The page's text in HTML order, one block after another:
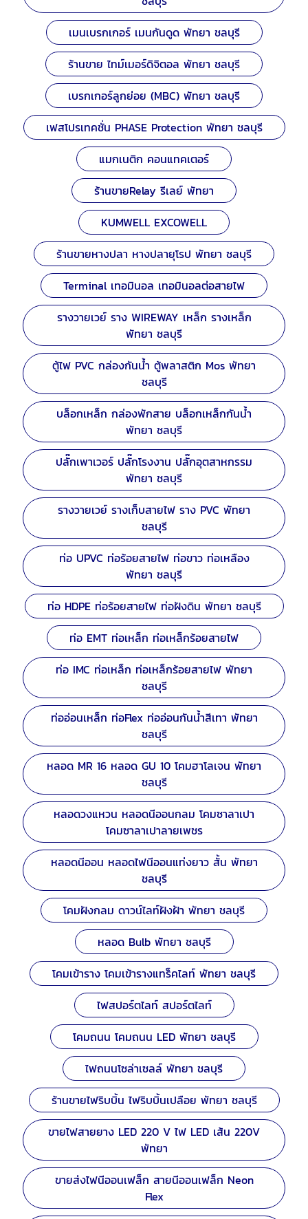
เมนเบรกเกอร์ เมนกันดูด พัทยา ชลบุรี
ร้านขาย ไทม์เมอร์ดิจิตอล พัทยา ชลบุรี
เบรกเกอร์ลูกย่อย (MBC) พัทยา ชลบุรี
เฟสโปรเทคชั่น PHASE Protection พัทยา ชลบุรี
แมกเนติก คอนแทคเตอร์
ร้านขายRelay รีเลย์ พัทยา
KUMWELL EXCOWELL
ร้านขายหางปลา หางปลายุโรป พัทยา ชลบุรี
Terminal เทอมินอล เทอมินอลต่อสายไฟ
รางวายเวย์ ราง WIREWAY เหล็ก รางเหล็ก
พัทยา ชลบุรี
ตู้ไฟ PVC กล่องกันน้ำ ตู้พลาสติก Mos พัทยา
ชลบุรี
บล็อกเหล็ก กล่องพักสาย บล็อกเหล็กกันน้ำ
พัทยา ชลบุรี
ปลั๊กเพาเวอร์ ปลั๊กโรงงาน ปลั๊กอุตสาหกรรม
พัทยา ชลบุรี
รางวายเวย์ รางเก็บสายไฟ ราง PVC พัทยา
ชลบุรี
ท่อ UPVC ท่อร้อยสายไฟ ท่อขาว ท่อเหลือง
พัทยา ชลบุรี
ท่อ HDPE ท่อร้อยสายไฟ ท่อฝังดิน พัทยา ชลบุรี
ท่อ EMT ท่อเหล็ก ท่อเหล็กร้อยสายไฟ
ท่อ IMC ท่อเหล็ก ท่อเหล็กร้อยสายไฟ พัทยา
ชลบุรี
ท่ออ่อนเหล็ก ท่อFlex ท่ออ่อนกันน้ำสีเทา พัทยา
ชลบุรี
หลอด MR 16 หลอด GU 10 โคมฮาโลเจน พัทยา
ชลบุรี
หลอดวงแหวน หลอดนีออนกลม โคมซาลาเปา
โคมซาลาเปาลายเพชร
หลอดนีออน หลอดไฟนีออนแท่งยาว สั้น พัทยา
ชลบุรี
โคมฝังกลม ดาวน์ไลท์ฝังฝ้า พัทยา ชลบุรี
หลอด Bulb พัทยา ชลบุรี
โคมเข้าราง โคมเข้ารางแทร็คไลท์ พัทยา ชลบุรี
ไฟสปอร์ตไลท์ สปอร์ตไลท์
โคมถนน โคมถนน LED พัทยา ชลบุรี
ไฟถนนโซล่าเซลล์ พัทยา ชลบุรี
ร้านขายไฟริบบิ้น ไฟริบบิ้นเปลือย พัทยา ชลบุรี
ขายไฟสายยาง LED 220 V ไฟ LED เส้น 220V
พัทยา
ขายส่งไฟนีออนเฟล็ก สายนีออนเฟล็ก Neon
Flex